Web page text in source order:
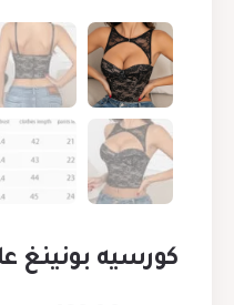
كورسيه بونينغ